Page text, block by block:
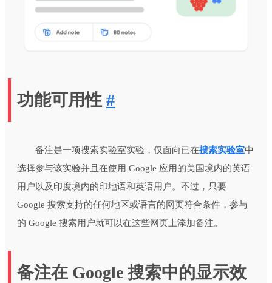
功能可用性 #
备注是一项搜索实验室实验，仅面向已在搜索实验室中
选择参与该实验并且在使用 Google 应用的美国境内的英语
用户以及印度境内的印地语和英语用户。不过，只要
Google 搜索支持的任何地区或语言的网页符合条件，参与
的 Google 搜索用户就可以在这些网页上添加备注。
备注在 Google 搜索中的显示效